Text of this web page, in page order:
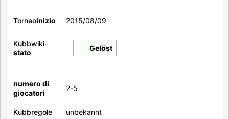
Torneoinizio 2015/08/09
Kubbwiki-
stato
Gelöst
numero di
giocatori
2-5
Kubbregole unbekannt